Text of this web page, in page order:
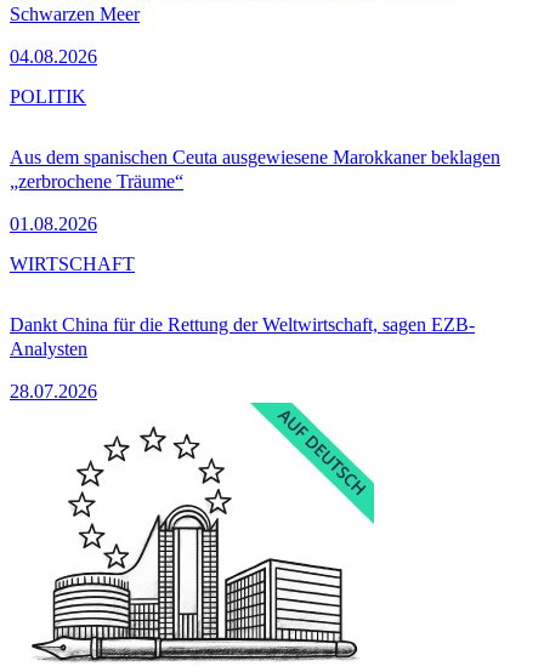
Schwarzen Meer
04.08.2026
Aus dem spanischen Ceuta ausgewiesene Marokkaner beklagen
„zerbrochene Träume“
01.08.2026
POLITIK
Dankt China für die Rettung der Weltwirtschaft, sagen EZB-
Analysten
28.07.2026
WIRTSCHAFT